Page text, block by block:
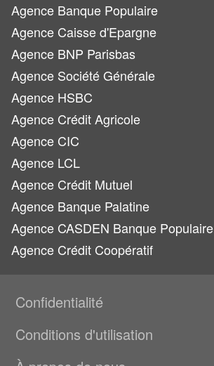
Agence Banque Populaire
Agence Caisse d'Epargne
Agence BNP Parisbas
Agence Société Générale
Agence HSBC
Agence Crédit Agricole
Agence CIC
Agence LCL
Agence Crédit Mutuel
Agence Banque Palatine
Agence CASDEN Banque Populaire
Agence Crédit Coopératif
Confidentialité
Conditions d'utilisation